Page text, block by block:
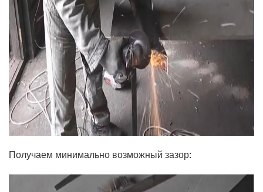
Получаем минимально возможный зазор: